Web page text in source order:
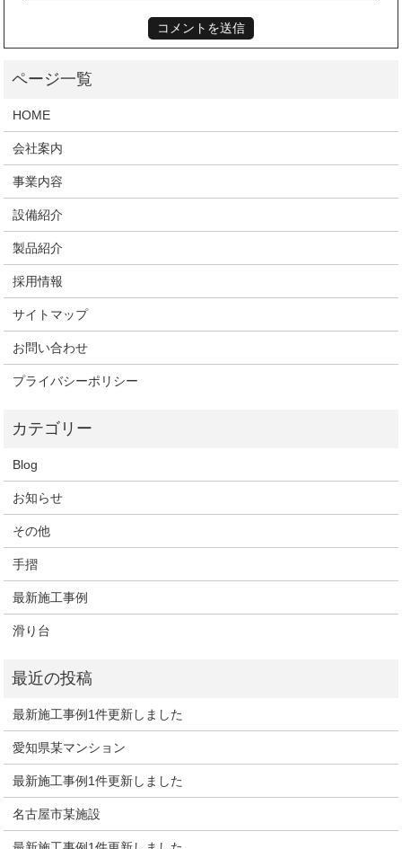
HOME
会社案内
事業内容
設備紹介
製品紹介
採用情報
サイトマップ
お問い合わせ
プライバシーポリシー
Blog
お知らせ
その他
手摺
最新施工事例
滑り台
最新施工事例1件更新しました
愛知県某マンション
最新施工事例1件更新しました
名古屋市某施設